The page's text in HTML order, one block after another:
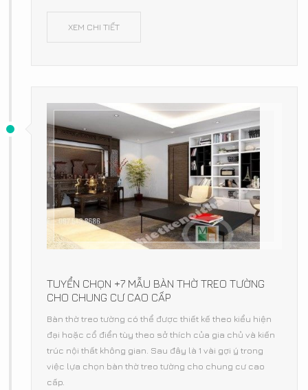
XEM CHI TIẾT
TUYỂN CHỌN +7 MẪU BÀN THỜ TREO TƯỜNG
CHO CHUNG CƯ CAO CẤP
Bàn thờ treo tường có thể được thiết kế theo kiểu hiện
đại hoặc cổ điển tùy theo sở thích của gia chủ và kiến
trúc nội thất không gian. Sau đây là 1 vài gợi ý trong
việc lựa chọn bàn thờ treo tường cho chung cư cao
cấp.